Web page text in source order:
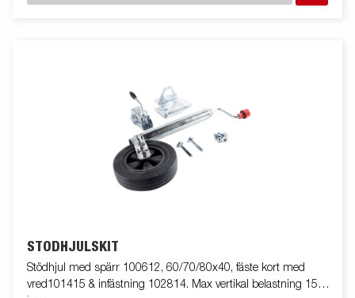
STÖDHJULSKIT
Stödhjul med spärr 100612, 60/70/80x40, fäste kort med
vred101415 & infästning 102814. Max vertikal belastning 150